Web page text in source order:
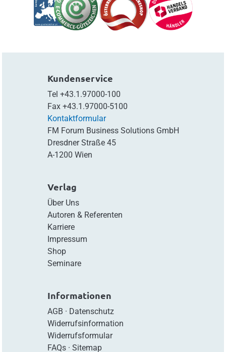
Kundenservice
Tel +43.1.97000-100
Fax +43.1.97000-5100
Kontaktformular
FM Forum Business Solutions GmbH
Dresdner Straße 45
A-1200 Wien
Verlag
Über Uns
Autoren & Referenten
Karriere
Impressum
Shop
Seminare
Informationen
AGB · Datenschutz
Widerrufsinformation
Widerrufsformular
FAQs· Sitemap